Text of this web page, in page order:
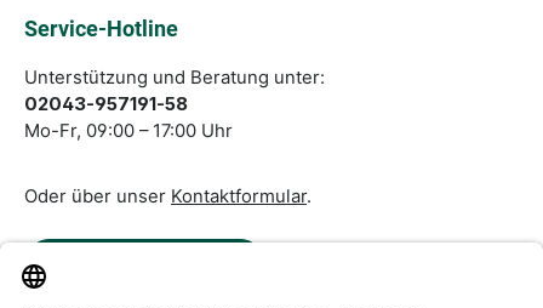
Service-Hotline
Unterstützung und Beratung unter:
02043-957191-58
Mo-Fr, 09:00 – 17:00 Uhr
Oder über unser Kontaktformular.